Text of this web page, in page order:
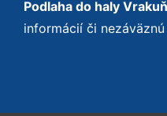
Podlaha do haly
informácií či